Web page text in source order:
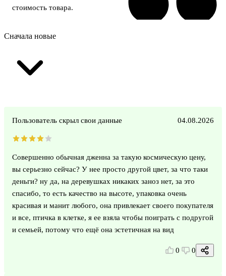
стоимость товара.
Сначала новые
Пользователь скрыл свои данные 04.08.2026
Совершенно обычная дженна за такую космическую цену,
вы серьезно сейчас? У нее просто другой цвет, за что таки
деньги? ну да, на деревушках никаких заноз нет, за это
спасибо, то есть качество на высоте, упаковка очень
красивая и манит любого, она привлекает своего покупателя
и все, птичка в клетке, я ее взяла чтобы поиграть с подругой
и семьей, потому что ещё она эстетичная на вид
0 0